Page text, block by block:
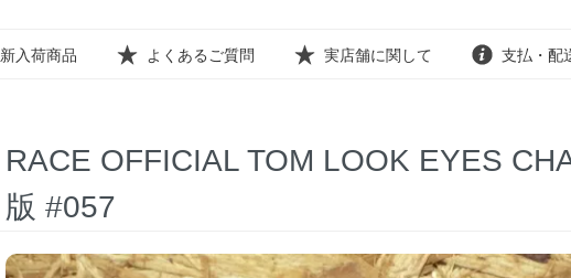
新入荷商品 よくあるご質問 実店舗に関して 支払・配
RACE OFFICIAL TOM LOOK EYES
版 #057